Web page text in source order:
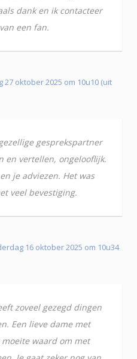
dank en ik contacteer
een fan.
27 oktober 2025 om 10u10 (uit
gesprekspartner
en vertellen, ongelooflijk.
je adviezen. Het was
veel bevestiging.
16 oktober 2025 om 10u34
zoveel gezegd dingen
Een lieve dame met
waard om met